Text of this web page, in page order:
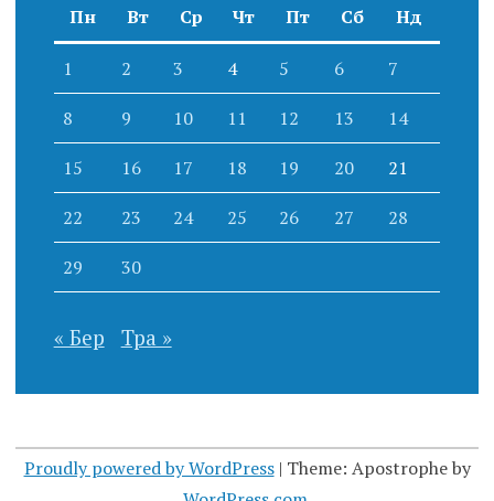
Пн
Вт Ср Чт Пт Сб Нд
1 2 3 4 5 6 7
8 9 10 11 12 13 14
15 16 17 18 19 20 21
22 23 24 25 26 27 28
29 30
« Бер Тра »
Proudly powered by WordPress | Theme: Apostrophe by